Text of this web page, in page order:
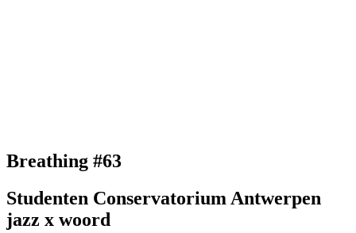
Breathing #63
Studenten Conservatorium Antwerpen
jazz x woord